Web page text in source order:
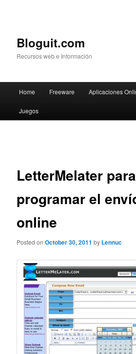
Bloguit.com
Recursos web e Información
Skip
to
Home Freeware Aplicaciones
Juegos
LetterMelater para
programar el
online
Posted onOctober 30, 2011 by Lennuc